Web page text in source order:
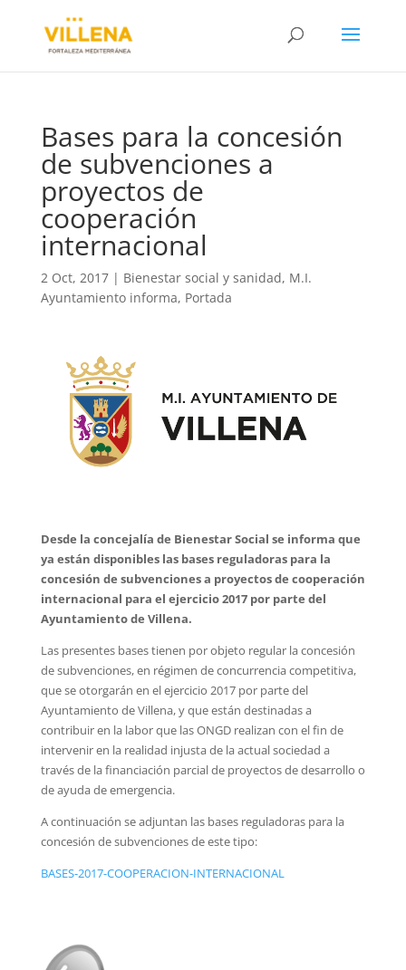
Bases para la concesión
de subvenciones a
proyectos de
cooperación
internacional
2 Oct, 2017| Bienestar social y sanidad, M.I.
Ayuntamiento informa, Portada
Desde la concejalía de Bienestar Social se informa que
ya están disponibles las bases reguladoras para la
concesión de subvenciones a proyectos de cooperación
internacional para el ejercicio 2017 por parte del
Ayuntamiento de Villena.
Las presentes bases tienen por objeto regular la concesión
de subvenciones, en régimen de concurrencia competitiva,
que se otorgarán en el ejercicio 2017 por parte del
Ayuntamiento de Villena, y que están destinadas a
contribuir en la labor que las ONGD realizan con el fin de
intervenir en la realidad injusta de la actual sociedad a
través de la financiación parcial de proyectos de desarrollo o
de ayuda de emergencia.
A continuación se adjuntan las bases reguladoras para la
concesión de subvenciones de este tipo:
BASES-2017-COOPERACION-INTERNACIONAL